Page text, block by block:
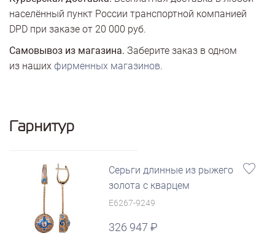
населённый пункт России транспортной компанией
DPD при заказе от 20 000 руб.
Самовывоз из магазина. Заберите заказ в одном
из наших фирменных магазинов.
Гарнитур
Серьги длинные из рыжего
золота с кварцем
E6267-9249
326 947